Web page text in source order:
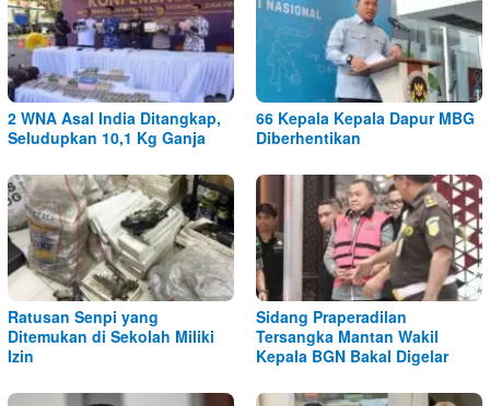
2 WNA Asal India Ditangkap,
Seludupkan 10,1 Kg Ganja
66 Kepala Kepala Dapur MBG
Diberhentikan
Ratusan Senpi yang
Ditemukan di Sekolah Miliki
Izin
Sidang Praperadilan
Tersangka Mantan Wakil
Kepala BGN Bakal Digelar